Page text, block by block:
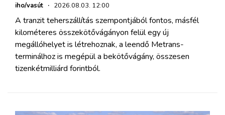
iho/vasút · 2026.08.03. 12:00
A tranzit teherszállítás szempontjából fontos, másfél
kilométeres összekötővágányon felül egy új
megállóhelyet is létrehoznak, a leendő Metrans-
terminálhoz is megépül a bekötővágány, összesen
tizenkétmilliárd forintból.